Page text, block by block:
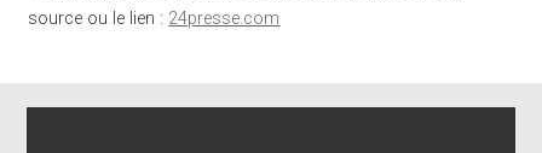
source ou le lien : 24presse.com